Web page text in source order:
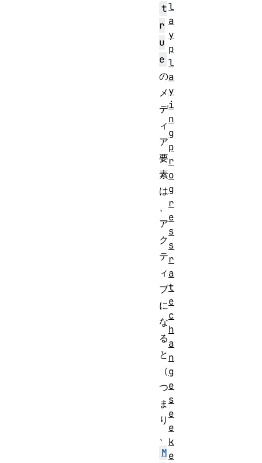
t
r
u
e
の
メ
デ
ィ
ア
要
素
は
、
ア
ク
テ
ィ
ブ
に
な
る
と
（
つ
ま
り
、
M
l
a
y
p
l
a
y
i
n
g
p
r
o
g
r
e
s
s
r
a
t
e
c
h
a
n
g
e
s
e
e
k
e